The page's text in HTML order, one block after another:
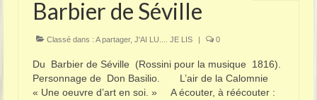
Barbier de Séville
Classé dans : A partager, J'AI LU.... JE LIS | 0
Du Barbier de Séville (Rossini pour la musique 1816).
Personnage de Don Basilio. L’air de la Calomnie
« Une oeuvre d’art en soi. » A écouter, à réécouter :